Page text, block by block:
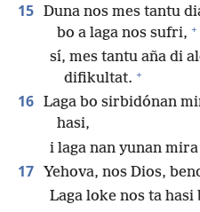
15 Duna nos mes tantu
bo a laga nos sufri, +
sí, mes tantu aña di
difikultat. +
16 Laga bo sirbidónan
hasi,
i laga nan yunan
17 Yehova, nos Dios,
Laga loke nos ta hasi